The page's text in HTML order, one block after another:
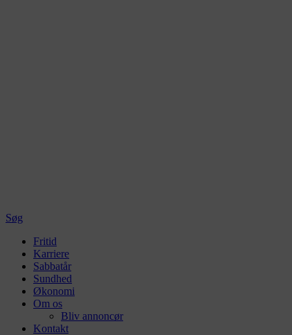
Søg
Primær
navigation
Fritid
Karriere
Sabbatår
Sundhed
Økonomi
Om os
Bliv annoncør
Kontakt